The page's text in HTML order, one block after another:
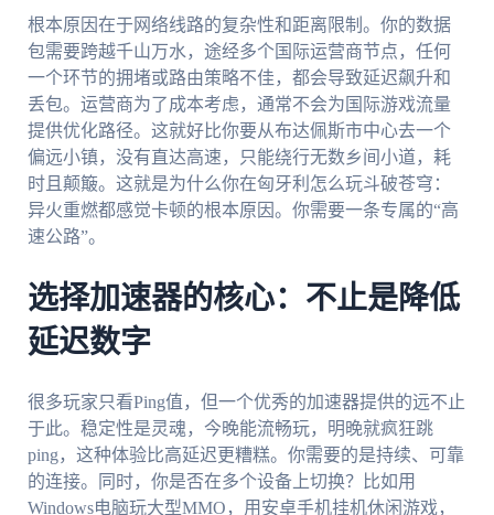
根本原因在于网络线路的复杂性和距离限制。你的数据
包需要跨越千山万水，途经多个国际运营商节点，任何
一个环节的拥堵或路由策略不佳，都会导致延迟飙升和
丢包。运营商为了成本考虑，通常不会为国际游戏流量
提供优化路径。这就好比你要从布达佩斯市中心去一个
偏远小镇，没有直达高速，只能绕行无数乡间小道，耗
时且颠簸。这就是为什么你在匈牙利怎么玩斗破苍穹：
异火重燃都感觉卡顿的根本原因。你需要一条专属的“高
速公路”。
选择加速器的核心：不止是降低
延迟数字
很多玩家只看Ping值，但一个优秀的加速器提供的远不止
于此。稳定性是灵魂，今晚能流畅玩，明晚就疯狂跳
ping，这种体验比高延迟更糟糕。你需要的是持续、可靠
的连接。同时，你是否在多个设备上切换？比如用
Windows电脑玩大型MMO，用安卓手机挂机休闲游戏，